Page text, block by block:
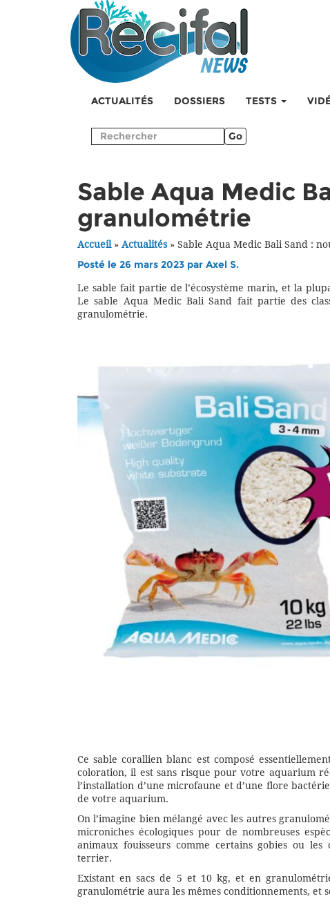
ACTUALITÉS DOSSIERS TESTS
Go
Sable Aqua Medic
granulométrie
Accueil» Actualités» Sable Aqua Medic Bali Sand :
Posté le 26 mars 2023 par Axel S.
Le sable fait partie de l’écosystème marin, et la
Le sable Aqua Medic Bali Sand fait partie des
granulométrie.
Ce sable corallien blanc est composé
coloration, il est sans risque pour votre aquarium
l’installation d’une microfaune et d’une flore
de votre aquarium.
On l’imagine bien mélangé avec les autres
microniches écologiques pour de nombreuses
animaux fouisseurs comme certains gobies ou les
terrier.
Existant en sacs de 5 et 10 kg, et en
granulométrie aura les mêmes conditionnements, et